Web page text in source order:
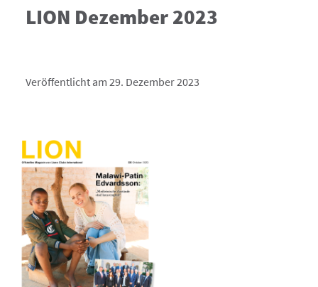
LION Dezember 2023
Veröffentlicht am 29. Dezember 2023